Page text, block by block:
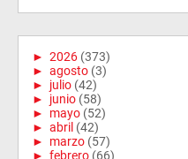
► 2026 (373)
► agosto (3)
► julio (42)
► junio (58)
► mayo (52)
► abril (42)
► marzo (57)
► febrero (66)